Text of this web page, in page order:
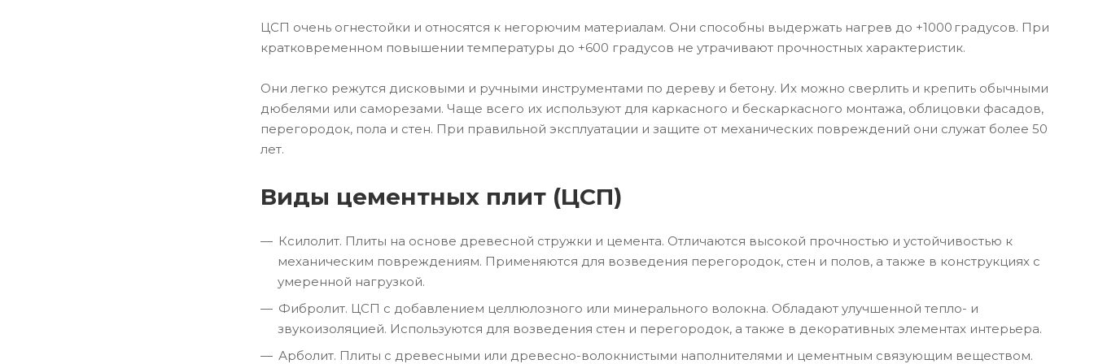
ЦСП очень огнестойки и относятся к негорючим материалам. Они способны выдержать нагрев до +1000 градусов. При
кратковременном повышении температуры до +600 градусов не утрачивают прочностных характеристик.
Они легко режутся дисковыми и ручными инструментами по дереву и бетону. Их можно сверлить и крепить обычными
дюбелями или саморезами. Чаще всего их используют для каркасного и бескаркасного монтажа, облицовки фасадов,
перегородок, пола и стен. При правильной эксплуатации и защите от механических повреждений они служат более 50
лет.
Виды цементных плит (ЦСП)
Ксилолит. Плиты на основе древесной стружки и цемента. Отличаются высокой прочностью и устойчивостью к
механическим повреждениям. Применяются для возведения перегородок, стен и полов, а также в конструкциях с
умеренной нагрузкой.
Фибролит. ЦСП с добавлением целлюлозного или минерального волокна. Обладают улучшенной тепло- и
звукоизоляцией. Используются для возведения стен и перегородок, а также в декоративных элементах интерьера.
Арболит. Плиты с древесными или древесно-волокнистыми наполнителями и цементным связующим веществом.